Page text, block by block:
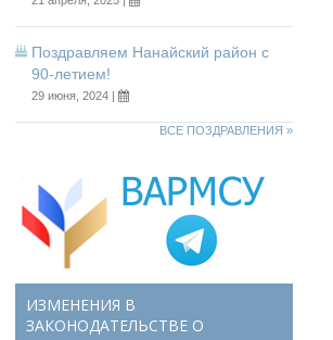
Поздравляем Нанайский район с
90-летием!
29 июня, 2024 |
ВСЕ ПОЗДРАВЛЕНИЯ »
ИЗМЕНЕНИЯ В
ЗАКОНОДАТЕЛЬСТВЕ О